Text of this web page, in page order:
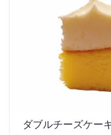
ダブルチーズケー